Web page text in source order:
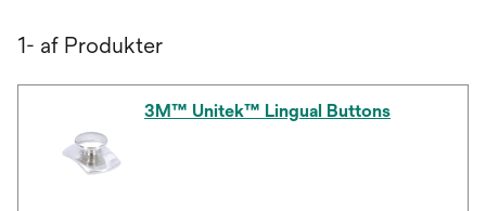
1- af Produkter
3M™ Unitek™ Lingual Buttons